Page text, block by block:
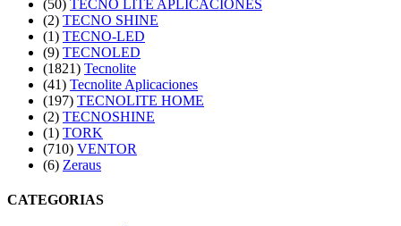
(50) TECNO LITE APLICACIONES
(2) TECNO SHINE
(1) TECNO-LED
(9) TECNOLED
(1821) Tecnolite
(41) Tecnolite Aplicaciones
(197) TECNOLITE HOME
(2) TECNOSHINE
(1) TORK
(710) VENTOR
(6) Zeraus
CATEGORIAS